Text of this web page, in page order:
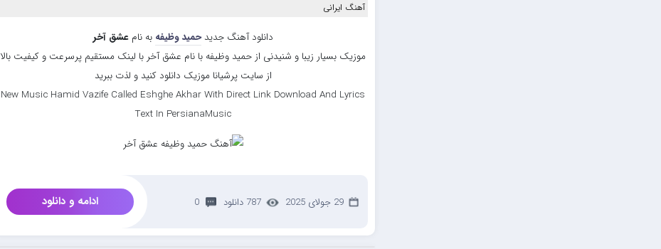
آهنگ ایرانی
دانلود آهنگ جدیدحمید وظیفه به نامعشق آخر
موزیک بسیار زیبا و شنیدنی از حمید وظیفه با نام عشق آخر با لینک مستقیم پرسرعت و کیفیت بالا
از سایت پرشیانا موزیک دانلود کنید و لذت ببرید
New Music Hamid Vazife Called Eshghe Akhar With Direct Link Download And Lyrics
Text In PersianaMusic
29 جولای 2025 787 دانلود 0 ادامه و دانلود